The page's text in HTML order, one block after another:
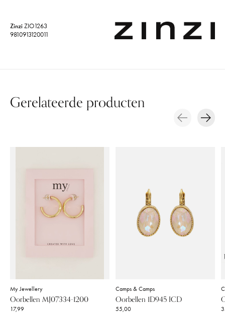
ZinziZIO1263
9810913120011
Gerelateerde producten
My Jewellery
Oorbellen MJ07334-1200
17,99
Camps & Camps
Oorbellen 1D945 ICD
55,00